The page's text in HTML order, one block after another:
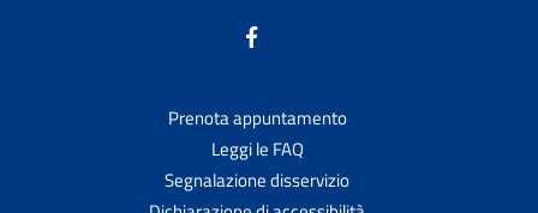
Prenota appuntamento
Leggi le FAQ
Segnalazione disservizio